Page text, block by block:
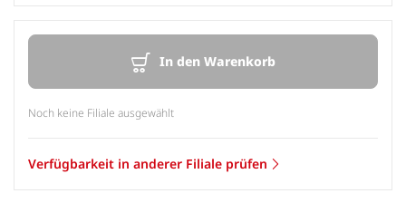
In den Warenkorb
Noch keine Filiale ausgewählt
Verfügbarkeit in anderer Filiale prüfen